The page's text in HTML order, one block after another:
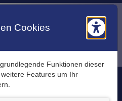
Cookies
Funktionen dieser
Features um Ihr